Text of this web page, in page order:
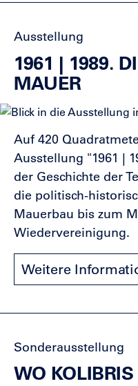
Ausstellung
1961 | 1989.
MAUER
Auf 420
Ausstellung "1961 |
der Geschichte der
die politisch-
Mauerbau bis zum
Wiedervereinigung.
Weitere
Sonderausstellung
WO